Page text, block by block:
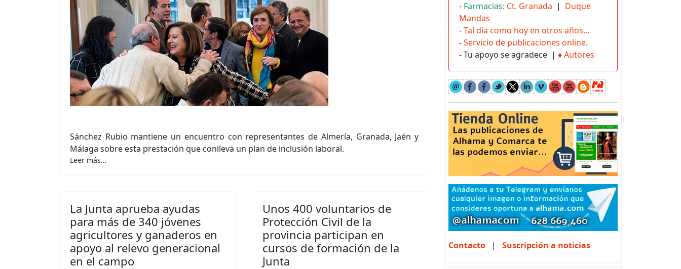
Sánchez Rubio mantiene un encuentro con representantes de Almería, Granada, Jaén y
Málaga sobre esta prestación que conlleva un plan de inclusión laboral.
Leer más…
La Junta aprueba ayudas
para más de 340 jóvenes
agricultores y ganaderos en
apoyo al relevo generacional
en el campo
Unos 400 voluntarios de
Protección Civil de la
provincia participan en
cursos de formación de la
Junta
- Farmacias: Ct. Granada | Duque
Mandas
-Tal día como hoy en otros años...
-Servicio de publicaciones online.
- Tu apoyo se agradece | ♦Autores
Contacto | Suscripción a noticias